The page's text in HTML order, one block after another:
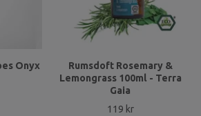
Onyx
Rumsdoft Rosemary &
Lemongrass 100ml - Terra
Gaia
119 kr